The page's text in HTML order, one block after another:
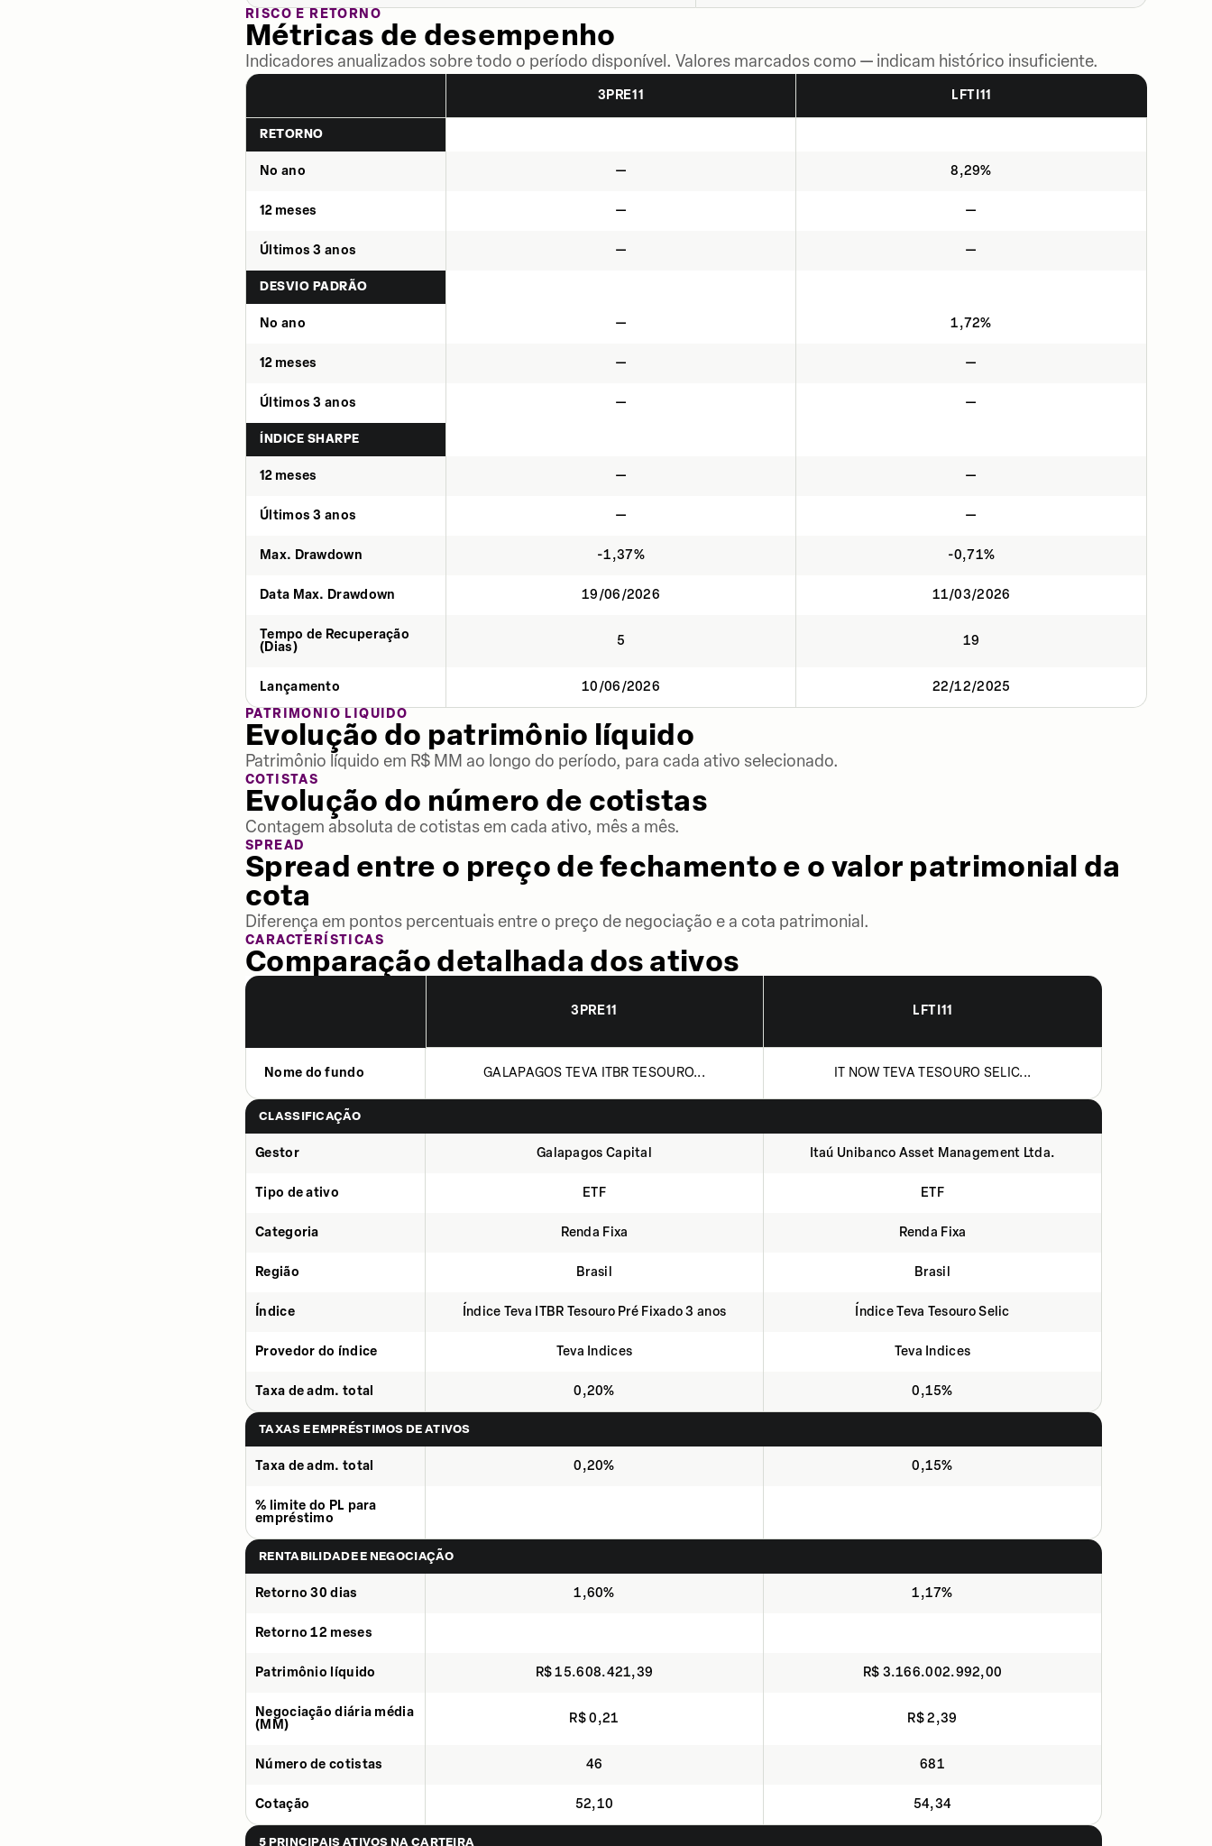
RISCO E RETORNO
Métricas de desempenho
Indicadores anualizados sobre todo o período disponível. Valores marcados como — indicam histórico insuficiente.
3PRE11 LFTI11
RETORNO
No ano — 8,29%
12 meses — —
Últimos 3 anos — —
DESVIO PADRÃO
No ano — 1,72%
12 meses — —
Últimos 3 anos — —
ÍNDICE SHARPE
12 meses — —
Últimos 3 anos — —
Max. Drawdown -1,37% -0,71%
Data Max. Drawdown 19/06/2026 11/03/2026
Tempo de Recuperação
(Dias)
5 19
Lançamento 10/06/2026
22/12/2025
PATRIMÔNIO LÍQUIDO
Evolução do patrimônio líquido
Patrimônio líquido em R$ MM ao longo do período, para cada ativo selecionado.
COTISTAS
Evolução do número de cotistas
Contagem absoluta de cotistas em cada ativo, mês a mês.
SPREAD
Spread entre o preço de fechamento e o valor patrimonial da
cota
Diferença em pontos percentuais entre o preço de negociação e a cota patrimonial.
CARACTERÍSTICAS
Comparação detalhada dos ativos
3PRE11 LFTI11
Nome do fundo GALAPAGOS TEVA ITBR TESOURO... IT NOW TEVA TESOURO SELIC...
CLASSIFICAÇÃO
Gestor Galapagos Capital Itaú Unibanco Asset Management Ltda.
Tipo de ativo ETF ETF
Categoria Renda Fixa Renda Fixa
Região Brasil Brasil
Índice Índice Teva ITBR Tesouro Pré Fixado 3 anos Índice Teva Tesouro Selic
Provedor do índice Teva Indices Teva Indices
Taxa de adm. total 0,20% 0,15%
TAXAS E EMPRÉSTIMOS DE ATIVOS
Taxa de adm. total 0,20% 0,15%
% limite do PL para
empréstimo
RENTABILIDADE E NEGOCIAÇÃO
Retorno 30 dias 1,60% 1,17%
Retorno 12 meses
Patrimônio líquido R$ 15.608.421,39 R$ 3.166.002.992,00
Negociação diária média
(MM)
R$ 0,21 R$ 2,39
Número de cotistas 46 681
Cotação 52,10 54,34
5 PRINCIPAIS ATIVOS NA CARTEIRA